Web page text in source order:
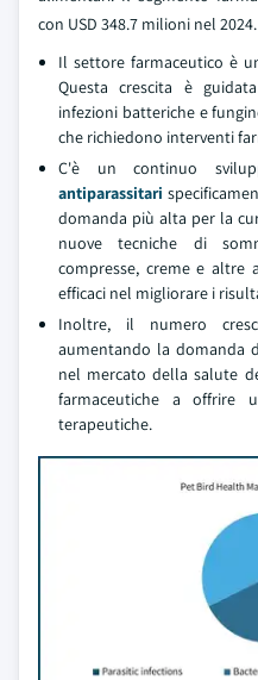
con USD 348.7 milioni nel 2024.
Il settore farmaceutico è
Questa crescita è
infezioni batteriche e
che richiedono interventi
C'è un continuo
antiparassitari
domanda più alta per la
nuove tecniche di
compresse, creme e altre
efficaci nel migliorare i
Inoltre, il numero
aumentando la domanda
nel mercato della salute
farmaceutiche a offrire
terapeutiche.